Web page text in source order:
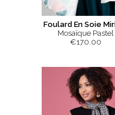
Foulard En Soie
Mosaïque Pastel
€170.00